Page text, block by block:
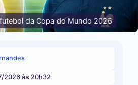
da Copa do Mundo 2026
2026 às 20h32